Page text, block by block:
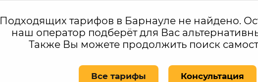
Подходящих тарифов в Барнауле не найдено.
наш оператор подберёт для Вас
Также Вы можете продолжить поиск
Все тарифы Консультация